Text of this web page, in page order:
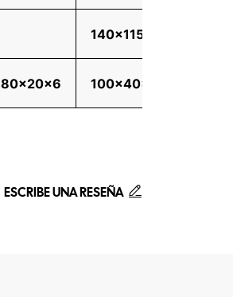
140x115x18
80x20x6 100x40x6
ESCRIBE UNA RESEÑA